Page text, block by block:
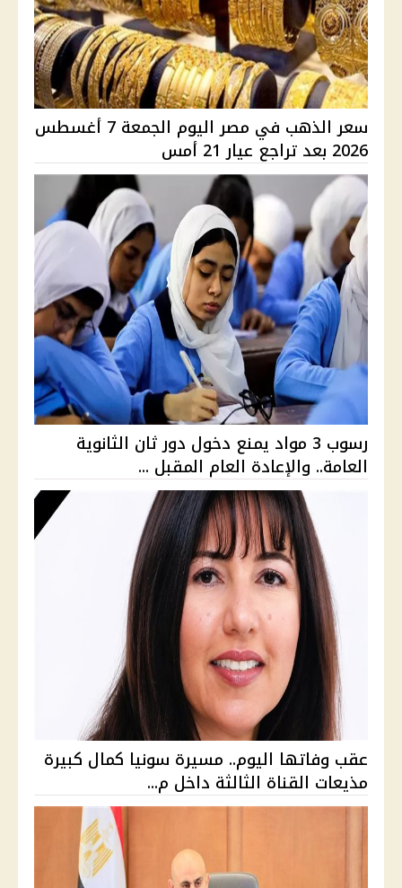
سعر الذهب في مصر اليوم الجمعة 7 أغسطس
2026 بعد تراجع عيار 21 أمس
رسوب 3 مواد يمنع دخول دور ثان الثانوية
العامة.. والإعادة العام المقبل ...
عقب وفاتها اليوم.. مسيرة سونيا كمال كبيرة
مذيعات القناة الثالثة داخل م...